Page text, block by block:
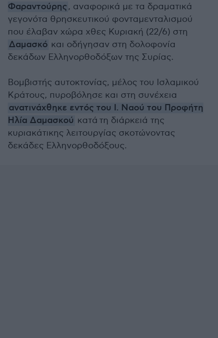
Φαραντούρης, αναφορικά με τα δραματικά
γεγονότα θρησκευτικού φονταμενταλισμού
που έλαβαν χώρα χθες Κυριακή (22/6) στη
Δαμασκό και οδήγησαν στη δολοφονία
δεκάδων Ελληνορθοδόξων της Συρίας.
Βομβιστής αυτοκτονίας, μέλος του Ισλαμικού
Κράτους, πυροβόλησε και στη συνέχεια
ανατινάχθηκε εντός του Ι. Ναού του Προφήτη
Ηλία Δαμασκού κατά τη διάρκειά της
κυριακάτικης λειτουργίας σκοτώνοντας
δεκάδες Ελληνορθοδόξους.